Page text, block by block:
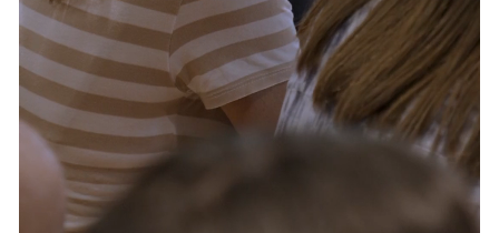
Servizi e accessibilità
Contatti
FAQ
Biglietti